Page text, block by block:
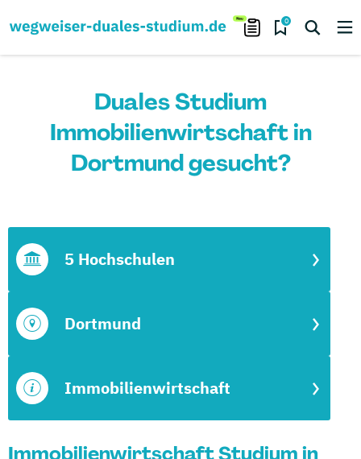
0
Duales Studium
Immobilienwirtschaft in
Dortmund gesucht?
Immobilienwirtschaft
Dortmund
5 Hochschulen
Immobilienwirtschaft Studium in